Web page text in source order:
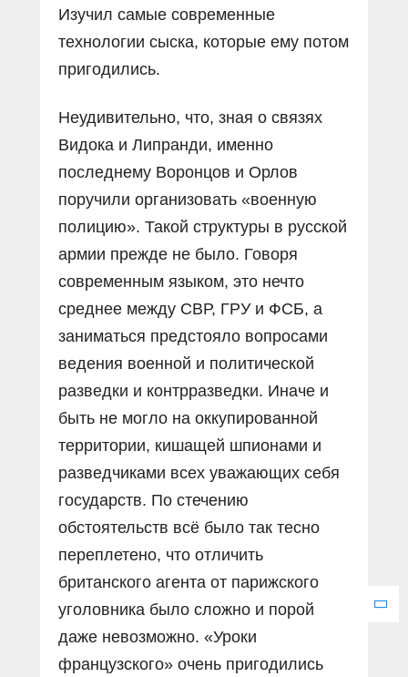
Изучил самые современные
технологии сыска, которые ему потом
пригодились.
Неудивительно, что, зная о связях
Видока и Липранди, именно
последнему Воронцов и Орлов
поручили организовать «военную
полицию». Такой структуры в русской
армии прежде не было. Говоря
современным языком, это нечто
среднее между СВР, ГРУ и ФСБ, а
заниматься предстояло вопросами
ведения военной и политической
разведки и контрразведки. Иначе и
быть не могло на оккупированной
территории, кишащей шпионами и
разведчиками всех уважающих себя
государств. По стечению
обстоятельств всё было так тесно
переплетено, что отличить
британского агента от парижского
уголовника было сложно и порой
даже невозможно. «Уроки
французского» очень пригодились